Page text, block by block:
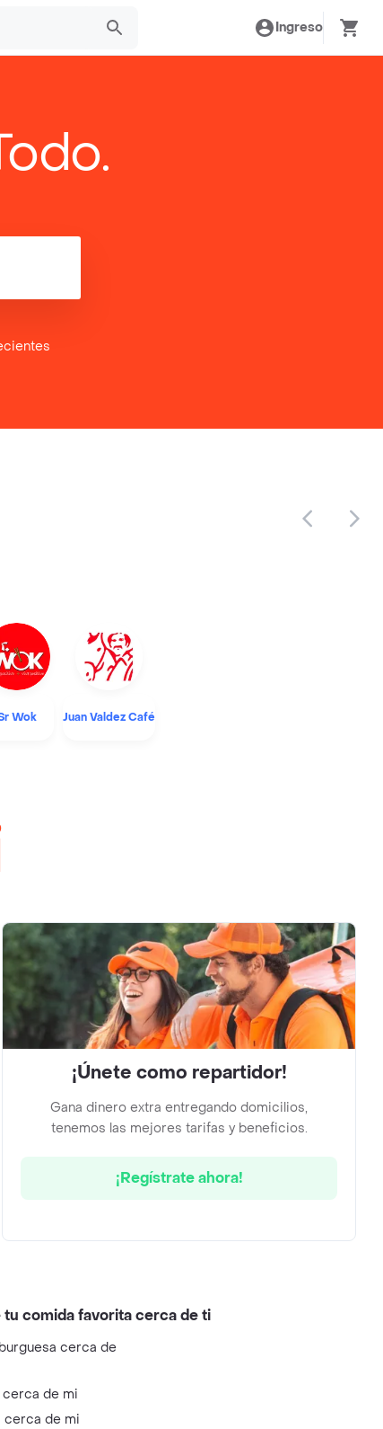
Ingreso
Wok Juan Valdez Café
¡Únete como repartidor!
Gana dinero extra entregando domicilios,
tenemos las mejores tarifas y beneficios.
¡Regístrate ahora!
tu comida favorita cerca de ti
cerca de
cerca de mi
cerca de mi